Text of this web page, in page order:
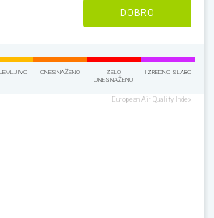
DOBRO
ONESNAŽENO
ZELO
ONESNAŽENO
IZREDNO SLABO
European Air Quality Index